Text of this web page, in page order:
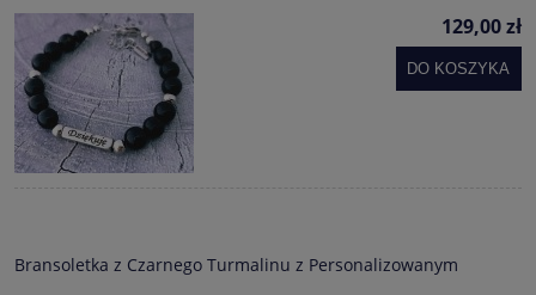
129,00 zł
DO KOSZYKA
Bransoletka z Czarnego Turmalinu z Personalizowanym